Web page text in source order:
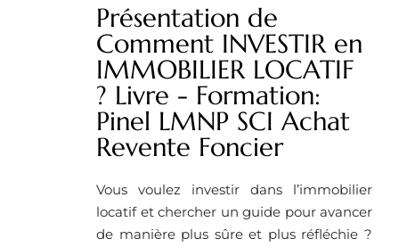
Présentation de
Comment INVESTIR en
IMMOBILIER LOCATIF
? Livre - Formation:
Pinel LMNP SCI Achat
Revente Foncier
Vous voulez investir dans l’immobilier
locatif et chercher un guide pour avancer
de manière plus sûre et plus réfléchie ?